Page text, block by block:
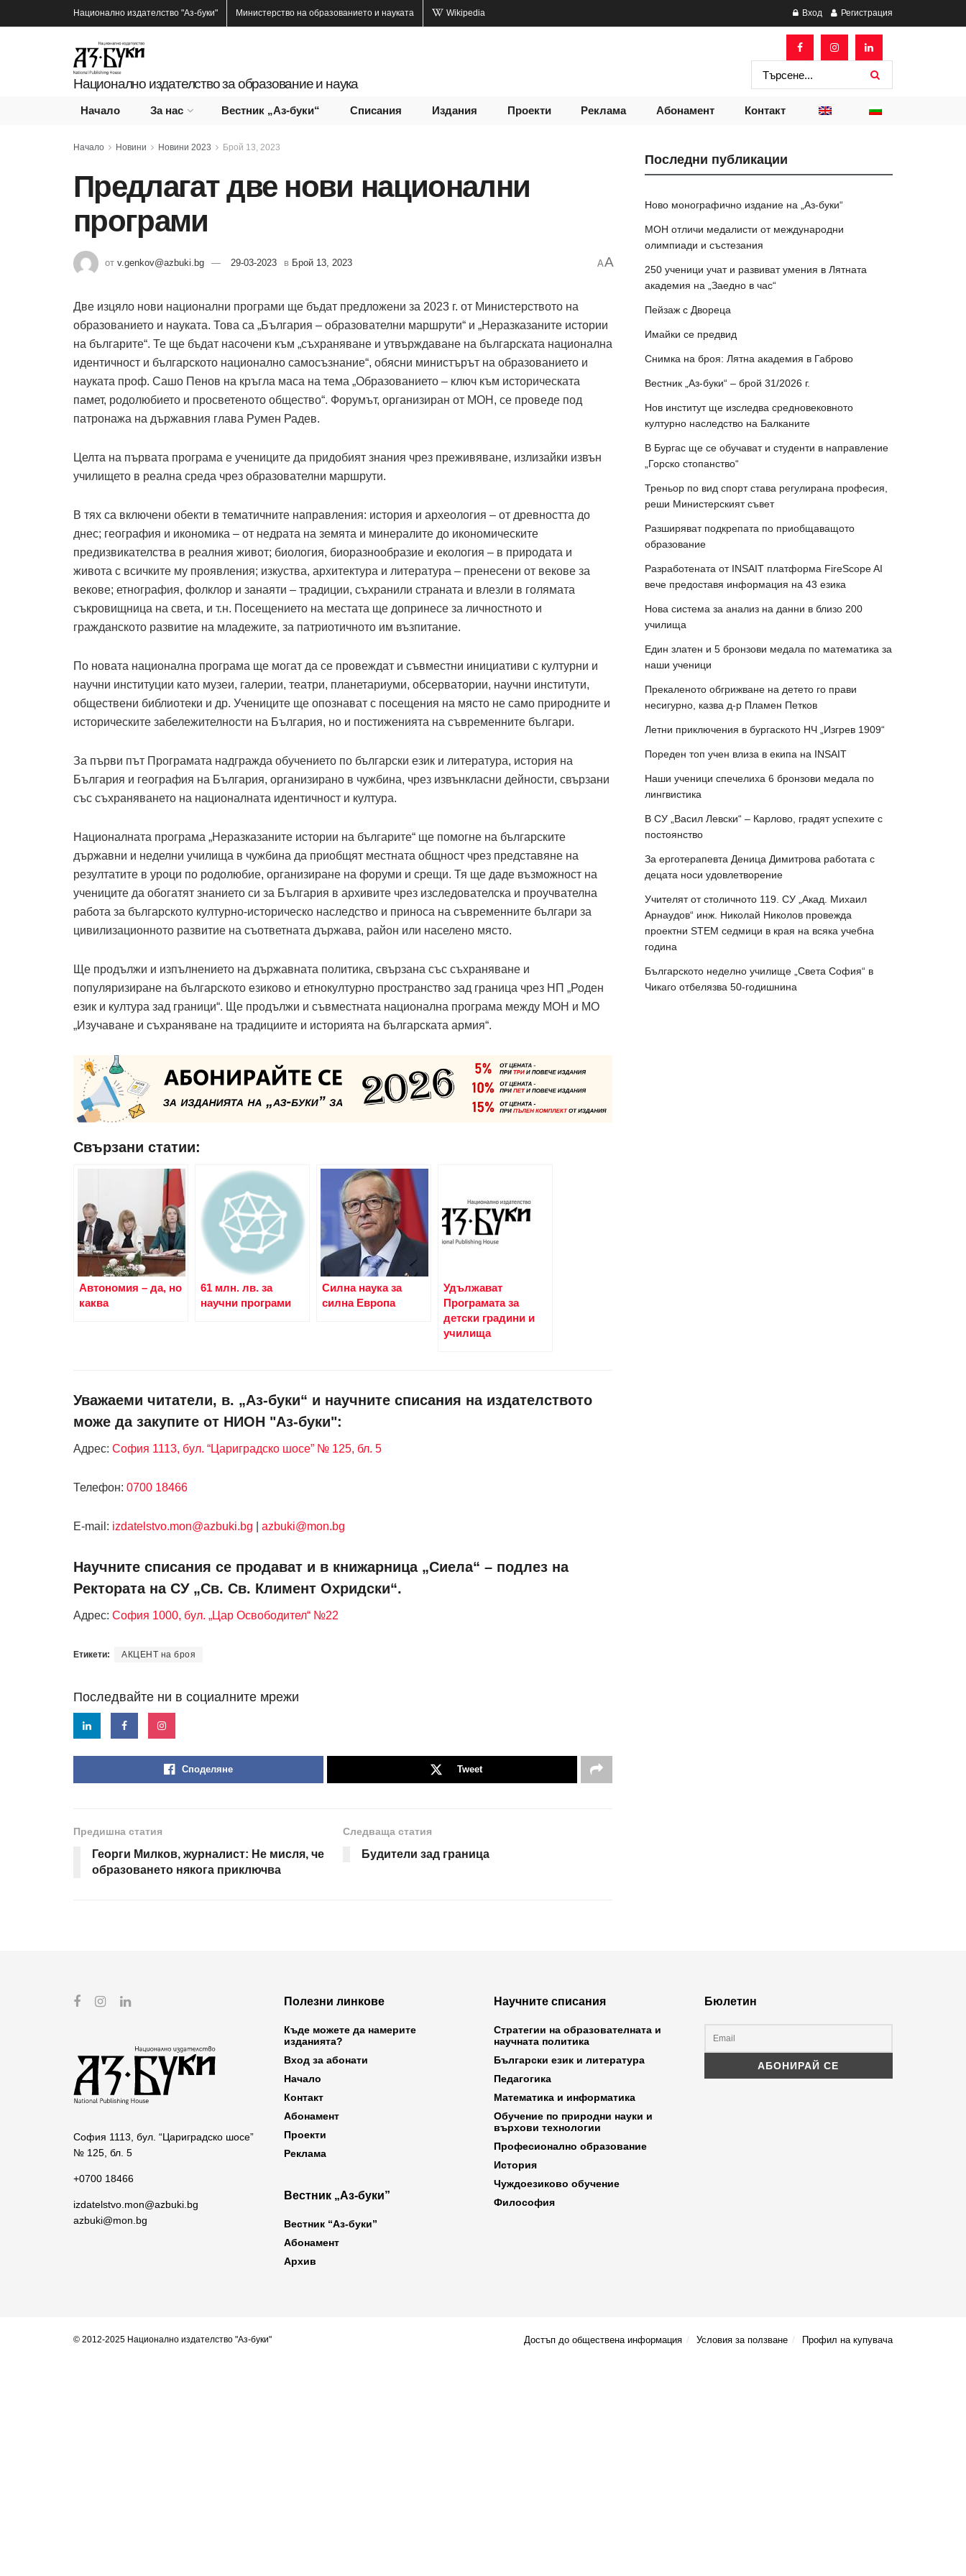
Национално издателство "Аз-буки" Министерство на образованието и науката Wikipedia Вход Регистрация
Национално издателство за образование и наука
Начало За нас Вестник „Аз-буки“ Списания Издания Проекти Реклама Абонамент Контакт
Начало Новини Новини 2023 Брой 13, 2023
Предлагат две нови национални
програми
от v.genkov@azbuki.bg 29-03-2023 в Брой 13, 2023 AA
Две изцяло нови национални програми ще бъдат предложени за 2023 г. от Министерството на
образованието и науката. Това са „България – образователни маршрути“ и „Неразказаните истории
на българите“. Те ще бъдат насочени към „съхраняване и утвърждаване на българската национална
идентичност и българското национално самосъзнание“, обясни министърът на образованието и
науката проф. Сашо Пенов на кръгла маса на тема „Образованието – ключ към историческата
памет, родолюбието и просветеното общество“. Форумът, организиран от МОН, се проведе под
патронажа на държавния глава Румен Радев.
Целта на първата програма е учениците да придобият знания чрез преживяване, излизайки извън
училището в реална среда чрез образователни маршрути.
В тях са включени обекти в тематичните направления: история и археология – от древността до
днес; география и икономика – от недрата на земята и минералите до икономическите
предизвикателства в реалния живот; биология, биоразнообразиe и екология – в природата и
живота с всичките му проявления; изкуства, архитектура и литература – пренесени от векове за
векове; етнография, фолклор и занаяти – традиции, съхранили страната и влезли в голямата
съкровищница на света, и т.н. Посещението на местата ще допринесе за личностното и
гражданското развитие на младежите, за патриотичното им възпитание.
По новата национална програма ще могат да се провеждат и съвместни инициативи с културни и
научни институции като музеи, галерии, театри, планетариуми, обсерватории, научни институти,
обществени библиотеки и др. Учениците ще опознават с посещения на място не само природните и
историческите забележителности на България, но и постиженията на съвременните българи.
За първи път Програмата надгражда обучението по български език и литература, история на
България и география на България, организирано в чужбина, чрез извънкласни дейности, свързани
със съхраняването на националната идентичност и култура.
Националната програма „Неразказаните истории на българите“ ще помогне на българските
държавни и неделни училища в чужбина да приобщят местната общност чрез представяне на
резултатите в уроци по родолюбие, организиране на форуми и срещи. Тя ще даде възможност на
учениците да обогатят знанието си за България в архивите чрез изследователска и проучвателна
работа за българското културно-историческо наследство и приноса на съвременните българи за
цивилизационното развитие на съответната държава, район или населено място.
Ще продължи и изпълнението на държавната политика, свързана със съхраняване и
популяризиране на българското езиково и етнокултурно пространство зад граница чрез НП „Роден
език и култура зад граници“. Ще продължи и съвместната национална програма между МОН и МО
„Изучаване и съхраняване на традициите и историята на българската армия“.
Свързани статии:
Автономия – да, но
каква
61 млн. лв. за
научни програми
Силна наука за
силна Европа
Удължават
Програмата за
детски градини и
училища
Уважаеми читатели, в. „Аз-буки“ и научните списания на издателството
може да закупите от НИОН "Аз-буки":
Адрес: София 1113, бул. “Цариградско шосе” № 125, бл. 5
Телефон: 0700 18466
Е-mail: izdatelstvo.mon@azbuki.bg azbuki@mon.bg
Научните списания се продават и в книжарница „Сиела“ – подлез на
Ректората на СУ „Св. Св. Климент Охридски“.
Адрес: София 1000, бул. „Цар Освободител“ №22
Етикети: АКЦЕНТ на броя
Последвайте ни в социалните мрежи
Споделяне Tweet
Предишна статия
Георги Милков, журналист: Не мисля, че
образоването някога приключва
Следваща статия
Будители зад граница
Последни публикации
Ново монографично издание на „Аз-буки“
МОН отличи медалисти от международни
олимпиади и състезания
250 ученици учат и развиват умения в Лятната
академия на „Заедно в час“
Пейзаж с Двореца
Имайки се предвид
Снимка на броя: Лятна академия в Габрово
Вестник „Аз-буки“ – брой 31/2026 г.
Нов институт ще изследва средновековното
културно наследство на Балканите
В Бургас ще се обучават и студенти в направление
„Горско стопанство“
Треньор по вид спорт става регулирана професия,
реши Министерският съвет
Разширяват подкрепата по приобщаващото
образование
Разработената от INSAIT платформа FireScope AI
вече предоставя информация на 43 езика
Нова система за анализ на данни в близо 200
училища
Един златен и 5 бронзови медала по математика за
наши ученици
Прекаленото обгрижване на детето го прави
несигурно, казва д-р Пламен Петков
Летни приключения в бургаското НЧ „Изгрев 1909“
Пореден топ учен влиза в екипа на INSAIT
Наши ученици спечелиха 6 бронзови медала по
лингвистика
В СУ „Васил Левски“ – Карлово, градят успехите с
постоянство
За ерготерапевта Деница Димитрова работата с
децата носи удовлетворение
Учителят от столичното 119. СУ „Акад. Михаил
Арнаудов“ инж. Николай Николов провежда
проектни STEM седмици в края на всяка учебна
година
Българското неделно училище „Света София“ в
Чикаго отбелязва 50-годишнина
София 1113, бул. “Цариградско шосе”
№ 125, бл. 5
+0700 18466
izdatelstvo.mon@azbuki.bg
azbuki@mon.bg
Полезни линкове
Къде можете да намерите
изданията?
Вход за абонати
Начало
Контакт
Абонамент
Проекти
Реклама
Вестник „Аз-буки”
Вестник “Аз-буки”
Абонамент
Архив
Научните списания
Стратегии на образователната и
научната политика
Български език и литература
Педагогика
Математика и информатика
Обучение по природни науки и
върхови технологии
Професионално образование
История
Чуждоезиково обучение
Философия
Бюлетин
Достъп до обществена информация Условия за ползване Профил на купувача
© 2012-2025 Национално издателство "Аз-буки"